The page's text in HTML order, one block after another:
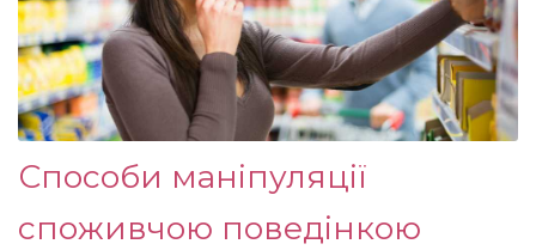
Способи маніпуляції
споживчою поведінкою